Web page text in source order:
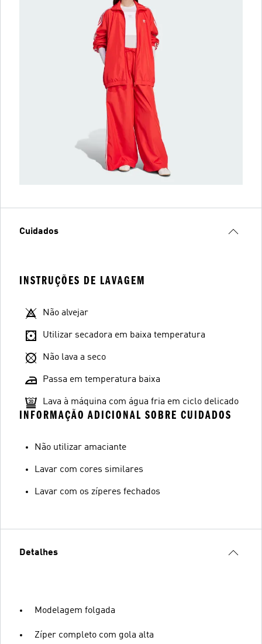
Cuidados
INSTRUÇÕES DE LAVAGEM
Não alvejar
Utilizar secadora em baixa temperatura
Não lava a seco
Passa em temperatura baixa
Lava à máquina com água fria em ciclo delicado
INFORMAÇÃO ADICIONAL SOBRE CUIDADOS
Não utilizar amaciante
Lavar com cores similares
Lavar com os zíperes fechados
Detalhes
Modelagem folgada
Zíper completo com gola alta